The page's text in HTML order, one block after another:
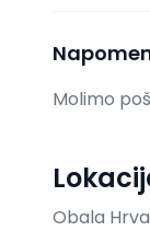
Molimo
Obala